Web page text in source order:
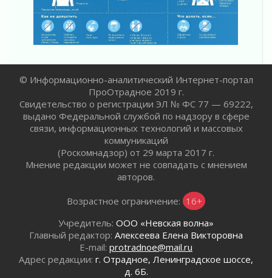
Пропавшего подростка нашли в Кировском
районе Ленобласти
02 августа 2026
действовать при укусе клеща
02 августа 2026
В Ивангороде назвали новых почетных
граждан Ленинградской области
02 августа 2026
Готовность №1
Километровые столбы «Дороги жизни»
отправили на реставрацию
Ленобласть внедрила передовую подготовку
операторов БПЛА
02 августа 2026
В Ивангороде появилась «Избушка-
воробушка»
© Информационно-аналитический Интернет-портал
ПроОтрадное 2019 г.
Свидетельство о регистрации ЭЛ № ФС 77 — 69222,
выдано Федеральной службой по надзору в сфере
связи, информационных технологий и массовых
коммуникаций
(Роскомнадзор) от 29 марта 2017 г.
Мнение редакции может не совпадать с мнением
авторов.
Возрастное ограничение: 16+
Учредитель: ООО «Невская волна»
Главный редактор: Алексеева Елена Викторовна
E-mail: protradnoe@mail.ru
Адрес редакции: г. Отрадное, Ленинградское шоссе,
д. 6Б.